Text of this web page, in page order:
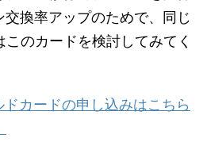
換率アップのためで、同じ
のカードを検討してみてく
カードの申し込みはこちら